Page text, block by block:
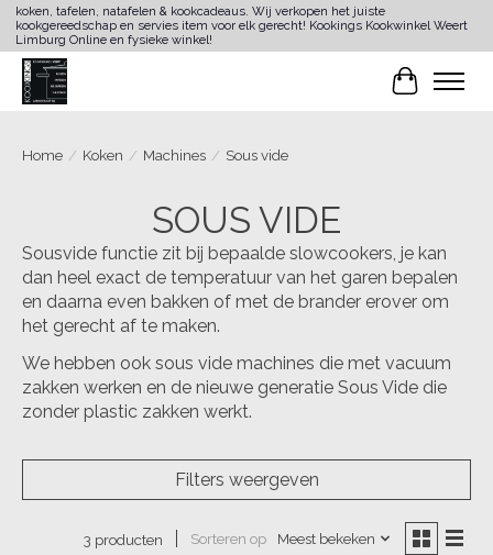
koken, tafelen, natafelen & kookcadeaus. Wij verkopen het juiste
kookgereedschap en servies item voor elk gerecht! Kookings Kookwinkel Weert
Limburg Online en fysieke winkel!
Home / Koken / Machines / Sous vide
SOUS VIDE
Sousvide functie zit bij bepaalde slowcookers, je kan
dan heel exact de temperatuur van het garen bepalen
en daarna even bakken of met de brander erover om
het gerecht af te maken.
We hebben ook sous vide machines die met vacuum
zakken werken en de nieuwe generatie Sous Vide die
zonder plastic zakken werkt.
Filters weergeven
3 producten Sorteren op Meest bekeken